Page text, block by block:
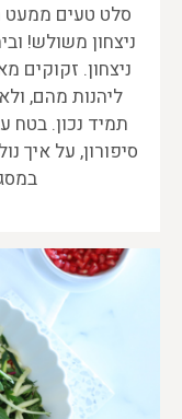
סלט טעים ממעט
ניצחון משולש!
ניצחון. זקוקים
ליהנות מהם,
תמיד נכון. בטח
סיפורון, על איך